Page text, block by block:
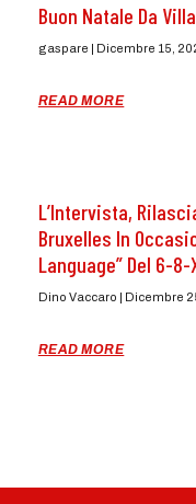
Buon Natale Da
gaspare Dicembre 15,
READ MORE
L’Intervista,
Bruxelles In
Language” Del 6-
Dino Vaccaro Dicembre
READ MORE